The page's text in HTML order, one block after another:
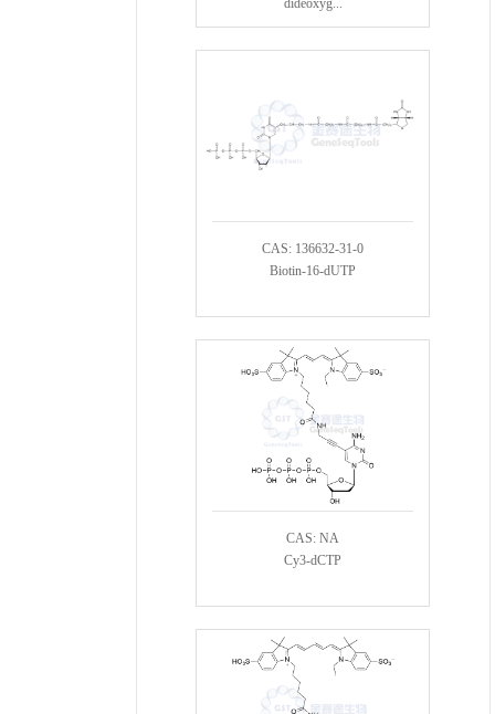
CAS: 136632-31-0
Biotin-16-dUTP
CAS: NA
Cy3-dCTP